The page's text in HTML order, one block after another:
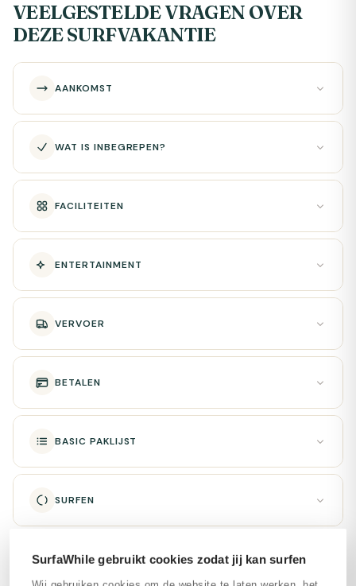
SurfaWhile gebruikt cookies zodat jij kan surfen
VEELGESTELDE VRAGEN OVER
DEZE SURFVAKANTIE
AANKOMST
WAT IS INBEGREPEN?
FACILITEITEN
ENTERTAINMENT
VERVOER
BETALEN
BASIC PAKLIJST
SURFEN